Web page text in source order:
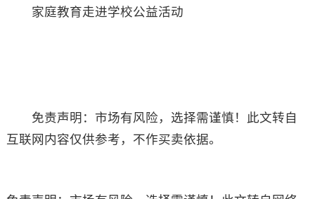
家庭教育走进学校公益活动
免责声明：市场有风险，选择需谨慎！此文转自
互联网内容仅供参考，不作买卖依据。